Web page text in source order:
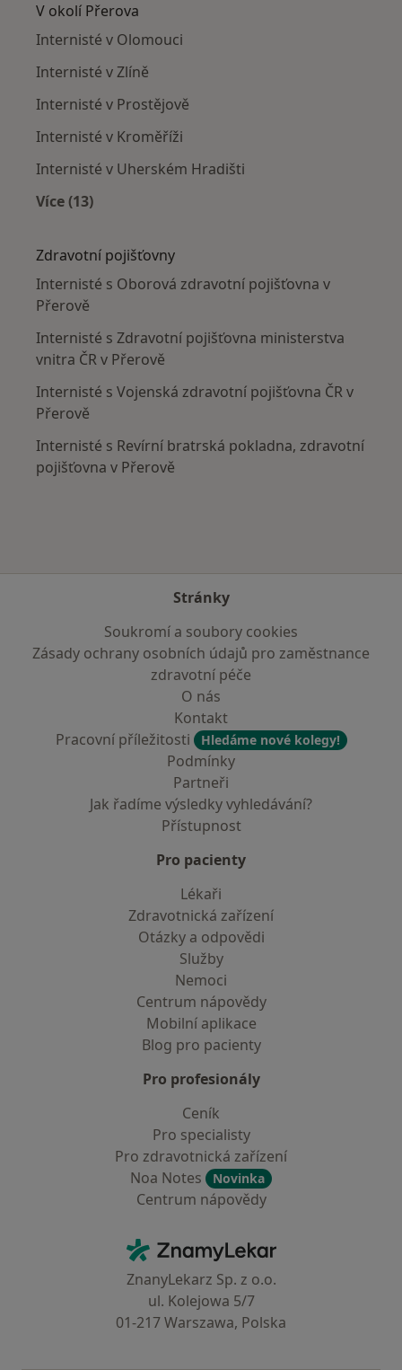
V okolí Přerova
Internisté v Olomouci
Internisté v Zlíně
Internisté v Prostějově
Internisté v Kroměříži
Internisté v Uherském Hradišti
Více (13)
Zdravotní pojišťovny
Internisté s Oborová zdravotní pojišťovna v
Přerově
Internisté s Zdravotní pojišťovna ministerstva
vnitra ČR v Přerově
Internisté s Vojenská zdravotní pojišťovna ČR v
Přerově
Internisté s Revírní bratrská pokladna, zdravotní
pojišťovna v Přerově
Stránky
Soukromí a soubory cookies
Zásady ochrany osobních údajů pro zaměstnance
zdravotní péče
O nás
Kontakt
Pracovní příležitosti
Hledáme nové kolegy!
Podmínky
Partneři
Jak řadíme výsledky vyhledávání?
Přístupnost
Pro pacienty
Lékaři
Zdravotnická zařízení
Otázky a odpovědi
Služby
Nemoci
Centrum nápovědy
Mobilní aplikace
Blog pro pacienty
Pro profesionály
Ceník
Pro specialisty
Pro zdravotnická zařízení
Noa Notes
Novinka
Centrum nápovědy
ZnamyLekar - Hlavní stránka
ZnanyLekarz Sp. z o.o.
ul. Kolejowa 5/7
01-217 Warszawa, Polska